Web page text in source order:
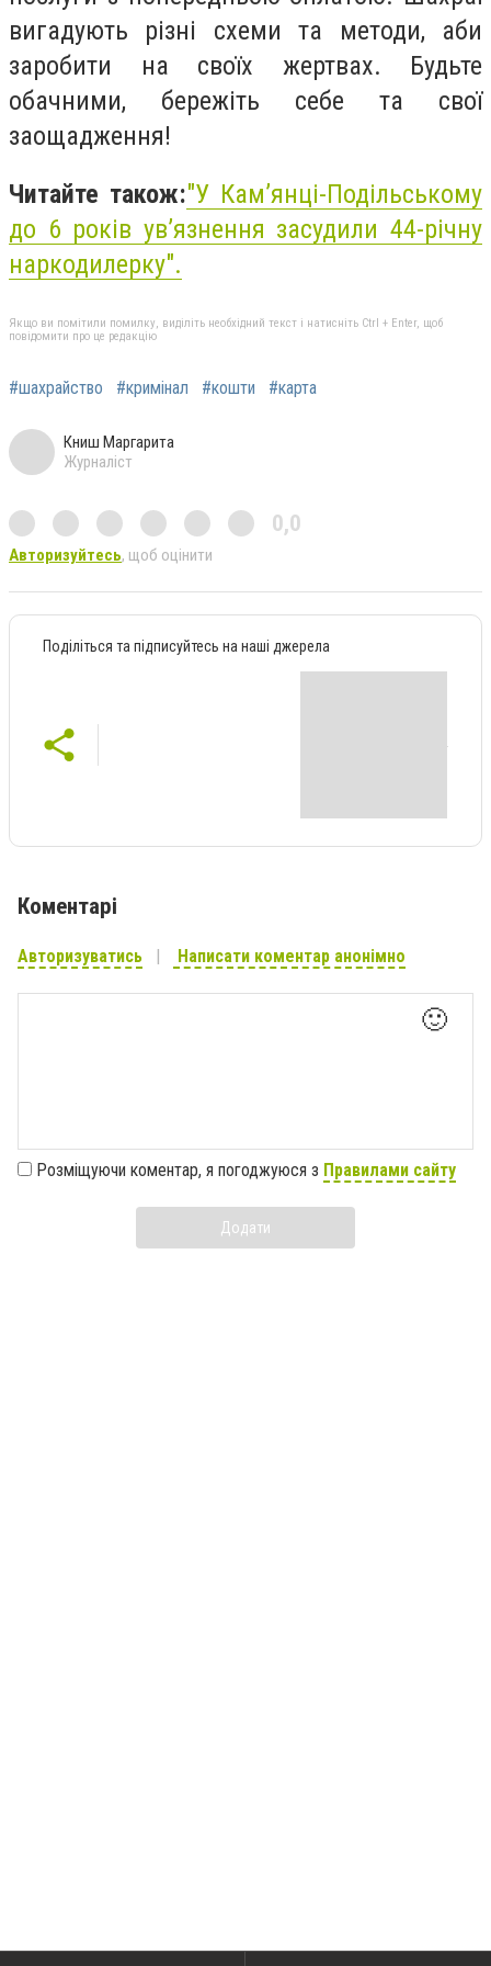
вигадують різні схеми та методи, аби
заробити на своїх жертвах. Будьте
обачними, бережіть себе та свої
заощадження!
Читайте також:"У Кам’янці-Подільському
до 6 років ув’язнення засудили 44-річну
наркодилерку".
Якщо ви помітили помилку, виділіть необхідний текст і натисніть Ctrl + Enter, щоб
повідомити про це редакцію
#шахрайство #кримінал #кошти #карта
Книш Маргарита
Журналіст
0,0
Авторизуйтесь, щоб оцінити
Поділіться та підписуйтесь на наші джерела
Коментарі
Авторизуватись Написати коментар анонімно
🙂
Розміщуючи коментар, я погоджуюся з Правилами сайту
Додати